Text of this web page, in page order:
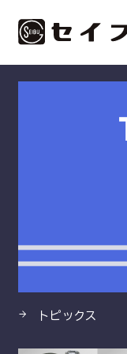
HOME 製品
トピックス